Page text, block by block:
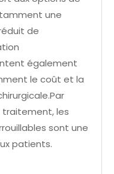
une
de
également
le coût et la
les
sont une
patients.